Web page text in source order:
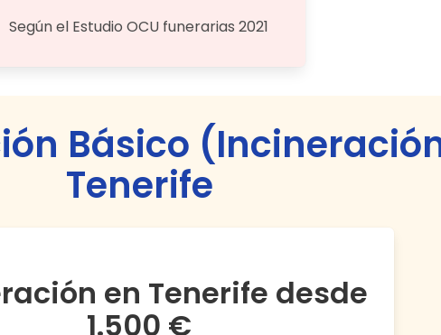
Según el Estudio OCU funerarias 2021
Básico
Tenerife
en Tenerife desde
1.500 €